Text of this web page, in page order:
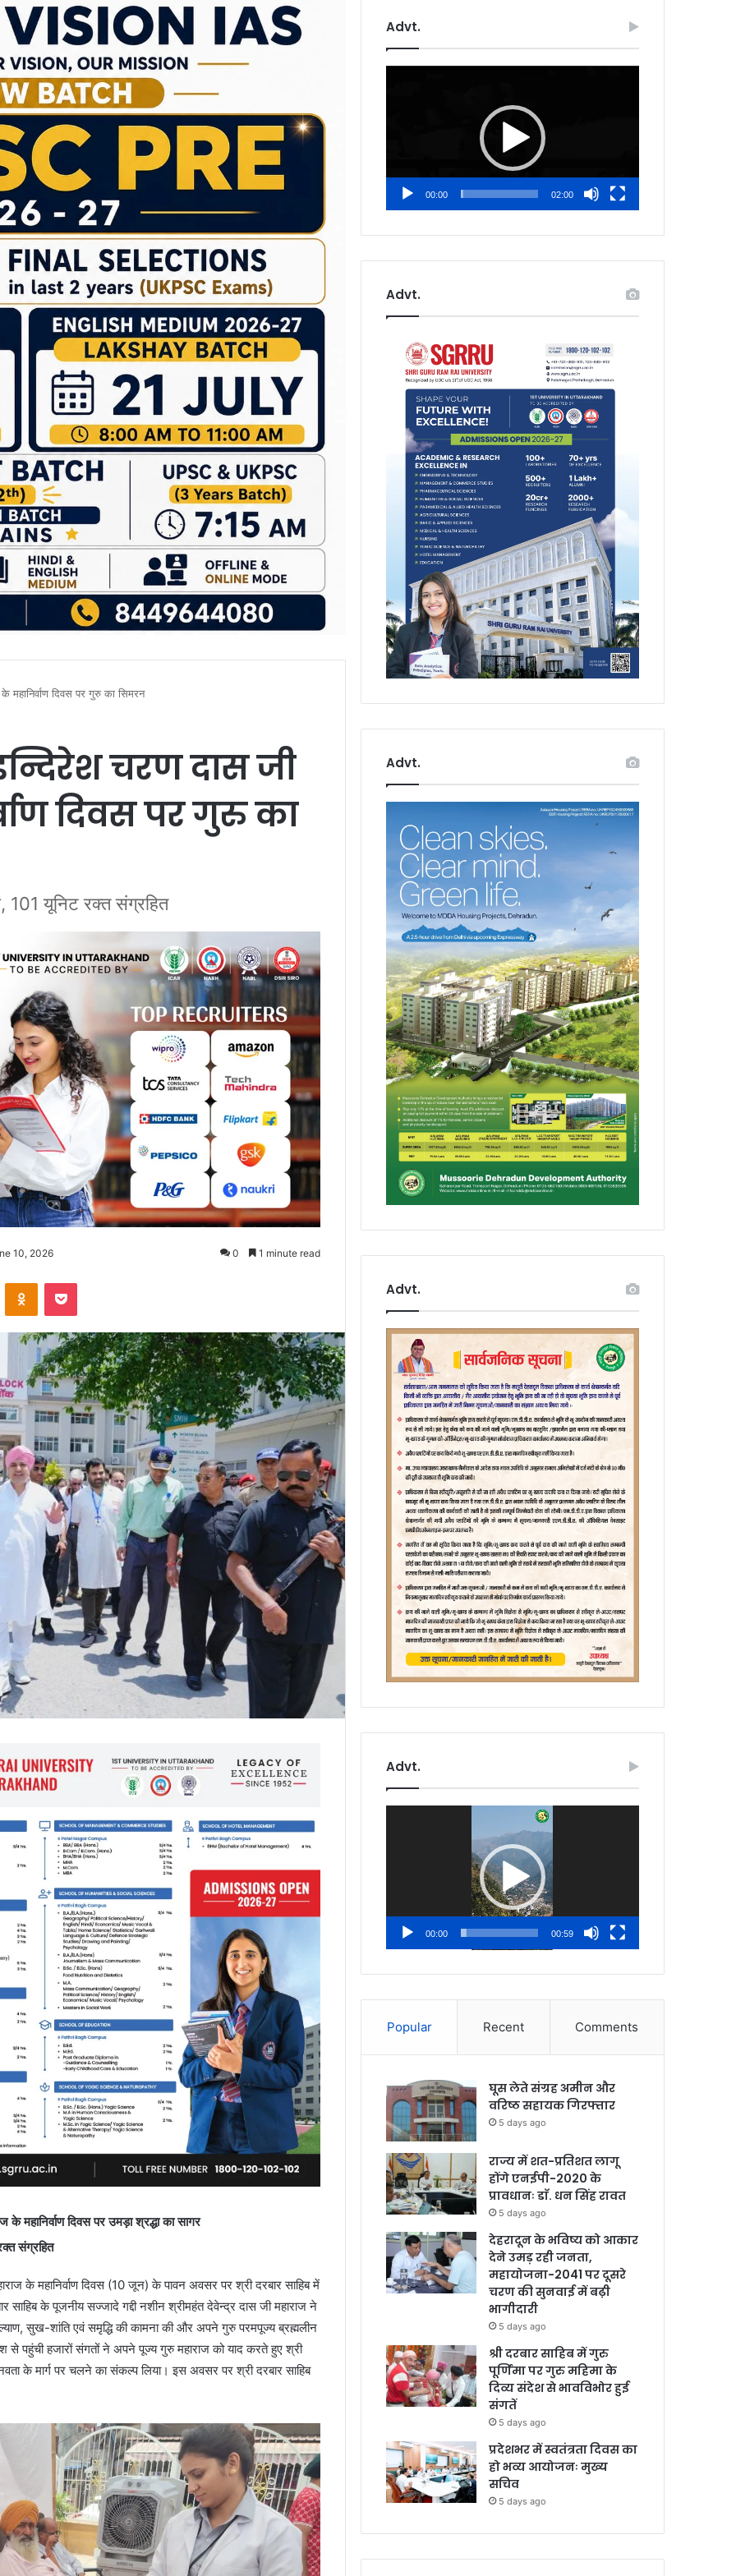
महानिर्वाण दिवस पर गुरु का सिमरन
चरण दास जी
दिवस पर गुरु का
101 यूनिट रक्त संग्रहित
10, 2026 0 1 minute read
महानिर्वाण दिवस पर उमड़ा श्रद्धा का सागर
संग्रहित
के महानिर्वाण दिवस (10 जून) के पावन अवसर पर श्री दरबार साहिब में
के पूजनीय सज्जादे गद्दी नशीन श्रीमहंत देवेन्द्र दास जी महाराज ने
सुख-शांति एवं समृद्धि की कामना की और अपने गुरु परमपूज्य ब्रह्मलीन
से पहुंची हजारों संगतों ने अपने पूज्य गुरु महाराज को याद करते हुए श्री
के मार्ग पर चलने का संकल्प लिया। इस अवसर पर श्री दरबार साहिब
Advt.
00:00 02:00
Advt.
Advt.
Advt.
Advt.
00:00 00:59
Popular Recent Comments
घूस लेते संग्रह अमीन और
वरिष्ठ सहायक गिरफ्तार
5 days ago
राज्य में शत-प्रतिशत लागू
होंगे एनईपी-2020 के
प्रावधानः डाॅ. धन सिंह रावत
5 days ago
देहरादून के भविष्य को आकार
देने उमड़ रही जनता,
महायोजना-2041 पर दूसरे
चरण की सुनवाई में बढ़ी
भागीदारी
5 days ago
श्री दरबार साहिब में गुरु
पूर्णिमा पर गुरु महिमा के
दिव्य संदेश से भावविभोर हुई
संगतें
5 days ago
प्रदेशभर में स्वतंत्रता दिवस का
हो भव्य आयोजनः मुख्य
सचिव
5 days ago